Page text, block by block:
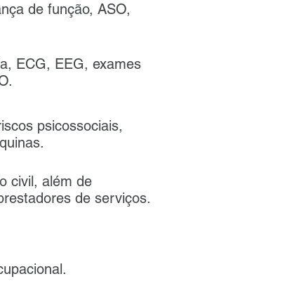
de função, ASO,
ECG, EEG, exames
psicossociais,
civil, além de
de serviços.